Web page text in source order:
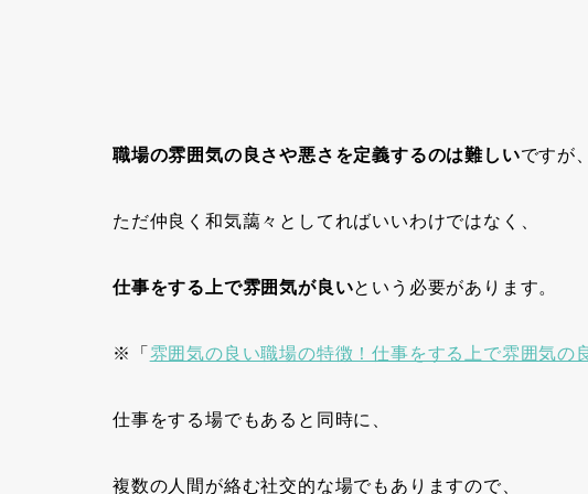
職場の雰囲気の良さや悪さを定義するのは難しいですが、
ただ仲良く和気藹々としてればいいわけではなく、
仕事をする上で雰囲気が良いという必要があります。
※「 雰囲気の良い職場の特徴！仕事をする上で雰囲気の
仕事をする場でもあると同時に、
複数の人間が絡む社交的な場でもありますので、